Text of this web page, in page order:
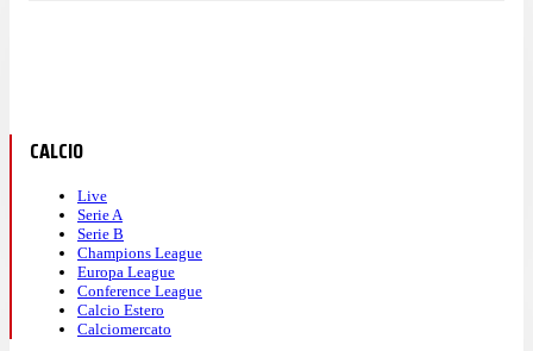
CALCIO
Live
Serie A
Serie B
Champions League
Europa League
Conference League
Calcio Estero
Calciomercato